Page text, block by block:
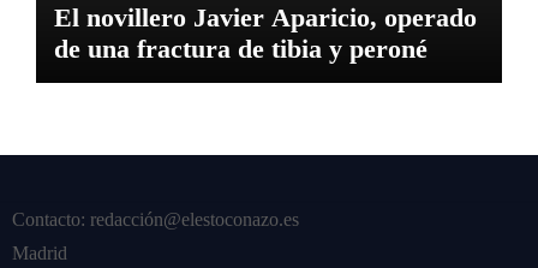
El novillero Javier Aparicio, operado
de una fractura de tibia y peroné
Contacto: redacción@elestoconazo.es
Madrid